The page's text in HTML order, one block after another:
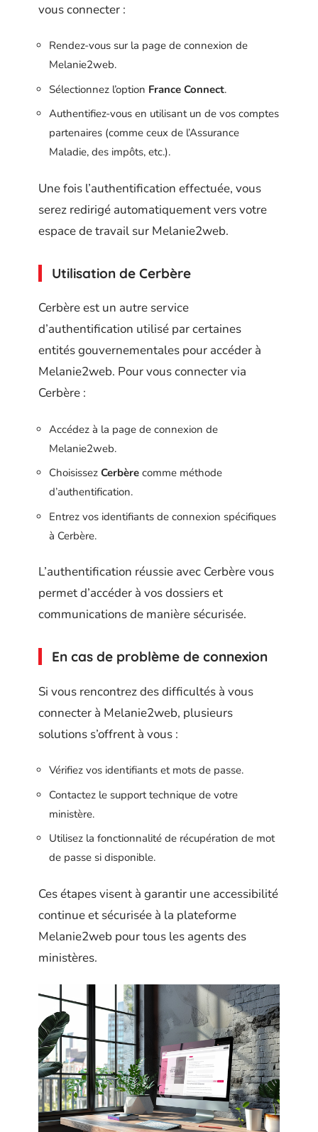
vous connecter :
Rendez-vous sur la page de connexion de
Melanie2web.
Sélectionnez l’option France Connect.
Authentifiez-vous en utilisant un de vos comptes
partenaires (comme ceux de l’Assurance
Maladie, des impôts, etc.).
Une fois l’authentification effectuée, vous
serez redirigé automatiquement vers votre
espace de travail sur Melanie2web.
Utilisation de Cerbère
Cerbère est un autre service
d’authentification utilisé par certaines
entités gouvernementales pour accéder à
Melanie2web. Pour vous connecter via
Cerbère :
Accédez à la page de connexion de
Melanie2web.
Choisissez Cerbère comme méthode
d’authentification.
Entrez vos identifiants de connexion spécifiques
à Cerbère.
L’authentification réussie avec Cerbère vous
permet d’accéder à vos dossiers et
communications de manière sécurisée.
En cas de problème de connexion
Si vous rencontrez des difficultés à vous
connecter à Melanie2web, plusieurs
solutions s’offrent à vous :
Vérifiez vos identifiants et mots de passe.
Contactez le support technique de votre
ministère.
Utilisez la fonctionnalité de récupération de mot
de passe si disponible.
Ces étapes visent à garantir une accessibilité
continue et sécurisée à la plateforme
Melanie2web pour tous les agents des
ministères.